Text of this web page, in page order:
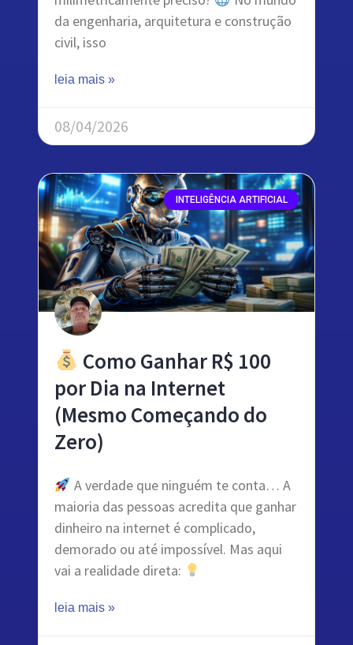
da engenharia, arquitetura e construção
civil, isso
leia mais »
08/04/2026
INTELIGÊNCIA ARTIFICIAL
Como Ganhar R$ 100
por Dia na Internet
(Mesmo Começando do
Zero)
A verdade que ninguém te conta… A
maioria das pessoas acredita que ganhar
dinheiro na internet é complicado,
demorado ou até impossível. Mas aqui
vai a realidade direta:
leia mais »